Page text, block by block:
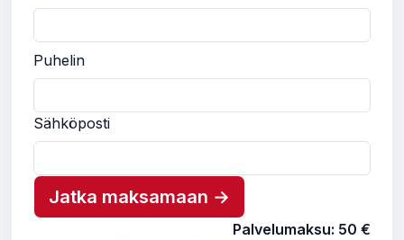
Puhelin
Sähköposti
Jatka maksamaan →
Palvelumaksu: 50 €